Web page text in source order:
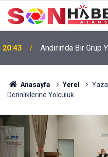
20:43 Andırın’da Bir
Anasayfa Yerel
Derinliklerine Yolculuk